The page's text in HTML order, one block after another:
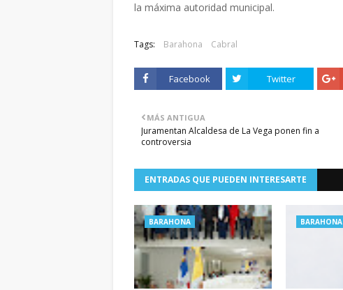
la máxima autoridad municipal.
Tags: Barahona Cabral
Facebook Twitter
MÁS ANTIGUA
Juramentan Alcaldesa de La Vega ponen fin a
controversia
ENTRADAS QUE PUEDEN INTERESARTE
BARAHONA BARAHONA